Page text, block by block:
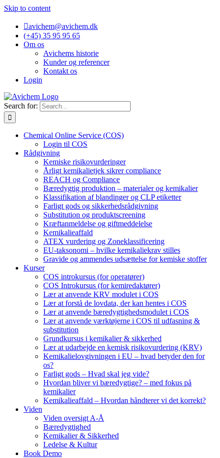
Skip to content
avichem@avichem.dk
(+45) 35 95 95 65
Om os
Avichems historie
Kunder og referencer
Kontakt os
Login
Search for:
Chemical Online Service (COS)
Login til COS
Rådgivning
Kemiske risikovurderinger
Årligt kemikalietjek sikrer compliance
REACH og Compliance
Bæredygtig produktion – materialer og kemikalier
Klassifikation af blandinger og CLP etiketter
Farligt gods og sikkerhedsrådgivning
Substitution og produktscreening
Kræftanmeldelse og giftmeddelelse
Kemikalieaffald
ATEX vurdering og Zoneklassificering
EU-taksonomi – hvilke kemikaliekrav stilles
Gravide og ammendes udsættelse for kemiske stoffer
Kurser
COS introkursus (for operatører)
COS Introkursus (for kemiredaktører)
Lær at anvende KRV modulet i COS
Lær at forstå de lovdata, der kan hentes i COS
Lær at anvende bæredygtighedsmodulet i COS
Lær at anvende værktøjerne i COS til udfasning &
substitution
Grundkursus i kemikalier & sikkerhed
Lær at udarbejde en kemisk risikovurdering (KRV)
Kemikalielovgivningen i EU – hvad betyder den for
os?
Farligt gods – Hvad skal jeg vide?
Hvordan bliver vi bæredygtige? – med fokus på
kemikalier
Kemikalieaffald – Hvordan håndterer vi det korrekt?
Viden
Viden oversigt A-Å
Bæredygtighed
Kemikalier & Sikkerhed
Ledelse & Kultur
Book Demo